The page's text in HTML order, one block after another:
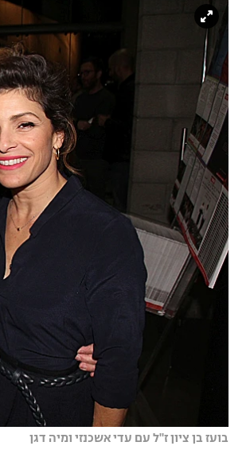
בועז בן ציון ז"ל עם עדי אשכנזי ומיה דגן